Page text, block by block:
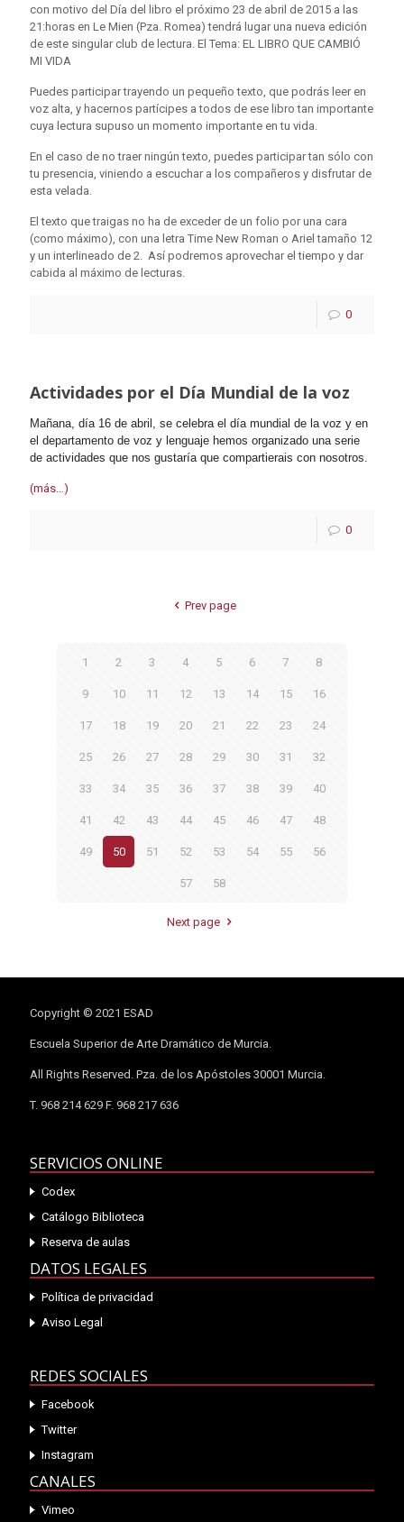
con motivo del Día del libro el próximo 23 de abril de 2015 a las
21:horas en Le Mien (Pza. Romea) tendrá lugar una nueva edición
de este singular club de lectura. El Tema: EL LIBRO QUE CAMBIÓ
MI VIDA
Puedes participar trayendo un pequeño texto, que podrás leer en
voz alta, y hacernos partícipes a todos de ese libro tan importante
cuya lectura supuso un momento importante en tu vida.
En el caso de no traer ningún texto, puedes participar tan sólo con
tu presencia, viniendo a escuchar a los compañeros y disfrutar de
esta velada.
El texto que traigas no ha de exceder de un folio por una cara
(como máximo), con una letra Time New Roman o Ariel tamaño 12
y un interlineado de 2. Así podremos aprovechar el tiempo y dar
cabida al máximo de lecturas.
0
Actividades por el Día Mundial de la voz
Mañana, día 16 de abril, se celebra el día mundial de la voz y en
el departamento de voz y lenguaje hemos organizado una serie
de actividades que nos gustaría que compartierais con nosotros.
(más…)
0
Prev page
1 2 3 4 5 6 7 8
9 10 11 12 13 14 15 16
17 18 19 20 21 22 23 24
25 26 27 28 29 30 31 32
33 34 35 36 37 38 39 40
41 42 43 44 45 46 47 48
49 50 51 52 53 54 55 56
57 58
Next page
Copyright © 2021 ESAD
Escuela Superior de Arte Dramático de Murcia.
All Rights Reserved. Pza. de los Apóstoles 30001 Murcia.
T. 968 214 629 F. 968 217 636
SERVICIOS ONLINE
Codex
Catálogo Biblioteca
Reserva de aulas
DATOS LEGALES
Política de privacidad
Aviso Legal
REDES SOCIALES
Facebook
Twitter
Instagram
CANALES
Vimeo